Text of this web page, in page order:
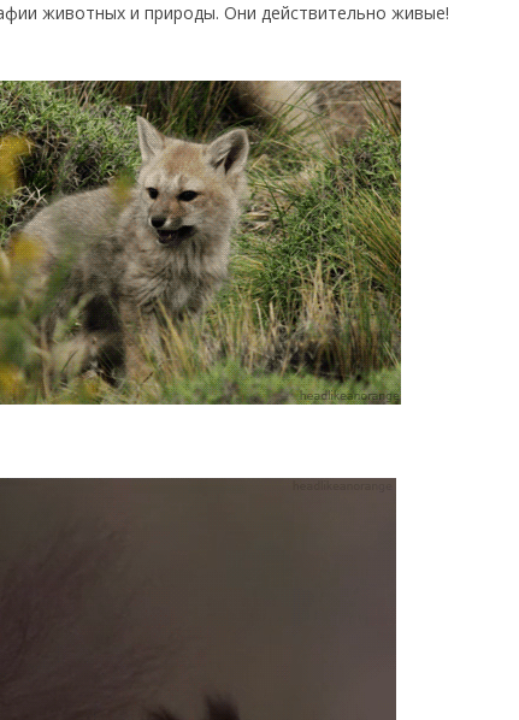
животных и природы. Они действительно живые!